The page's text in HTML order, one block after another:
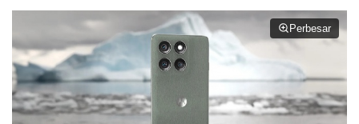
Perbesar